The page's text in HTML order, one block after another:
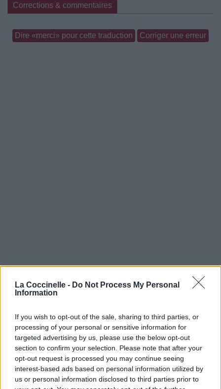
La Coccinelle - Do Not Process My Personal
Information
If you wish to opt-out of the sale, sharing to third parties, or
processing of your personal or sensitive information for
targeted advertising by us, please use the below opt-out
section to confirm your selection. Please note that after your
opt-out request is processed you may continue seeing
interest-based ads based on personal information utilized by
us or personal information disclosed to third parties prior to
Corrections & commentaires
Dire «merci» pour cette traduction Corriger une erreur